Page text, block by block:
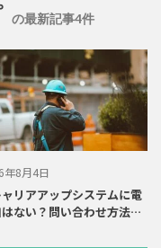
の最新記事4件
年8月4日
リアアップシステムに電
ない？問い合わせ方法と